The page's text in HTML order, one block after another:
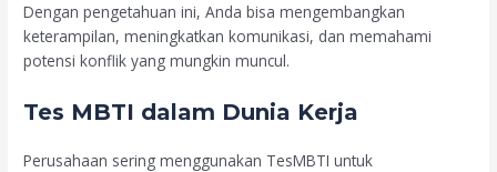
Dengan pengetahuan ini, Anda bisa mengembangkan
keterampilan, meningkatkan komunikasi, dan memahami
potensi konflik yang mungkin muncul.
Tes MBTI dalam Dunia Kerja
Perusahaan sering menggunakan TesMBTI untuk